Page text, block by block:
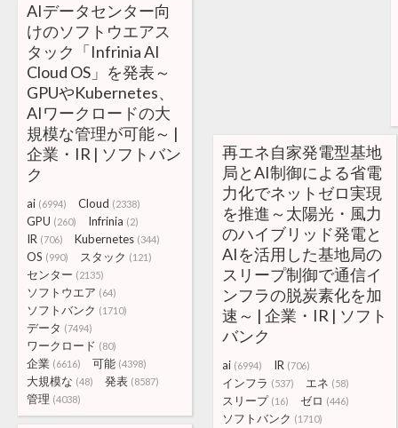
AIデータセンター向
けのソフトウエアス
タック「Infrinia AI
Cloud OS」を発表～
GPUやKubernetes、
AIワークロードの大
規模な管理が可能～ |
企業・IR | ソフトバン
ク
ai (6994) Cloud (2338)
GPU (260) Infrinia (2)
IR (706) Kubernetes (344)
OS (990) スタック (121)
センター (2135)
ソフトウエア (64)
ソフトバンク (1710)
データ (7494)
ワークロード (80)
企業 (6616) 可能 (4398)
大規模な (48) 発表 (8587)
管理 (4038)
再エネ自家発電型基地
局とAI制御による省電
力化でネットゼロ実現
を推進～太陽光・風力
のハイブリッド発電と
AIを活用した基地局の
スリープ制御で通信イ
ンフラの脱炭素化を加
速～ | 企業・IR | ソフト
バンク
ai (6994) IR (706)
インフラ (537) エネ (58)
スリープ (16) ゼロ (446)
ソフトバンク (1710)